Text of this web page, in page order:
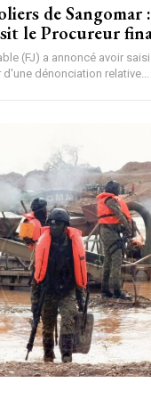
de Sangomar
le Procureur
(FJ) a annoncé avoir
dénonciation relative...